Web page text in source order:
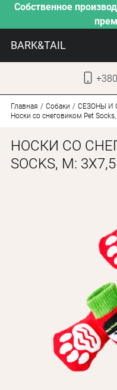
Собственное
BARK&TAIL
НАШЕ
Главная Собаки СЕЗОНЫ И
Носки со снеговиком Pet
НОСКИ СО
SOCKS, M: